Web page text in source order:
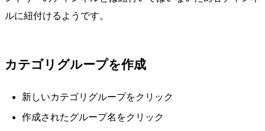
ルに紐付けるようです。
カテゴリグループを作成
新しいカテゴリグループをクリック
作成されたグループ名をクリック